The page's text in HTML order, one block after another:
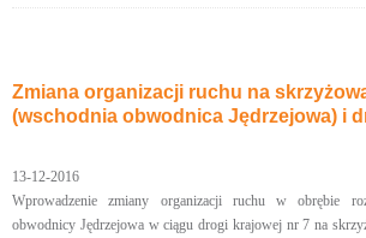
Zmiana organizacji ruchu na
(wschodnia obwodnica Jędrzejowa) i
13-12-2016
Wprowadzenie zmiany organizacji ruchu w obrębie
obwodnicy Jędrzejowa w ciągu drogi krajowej nr 7 na